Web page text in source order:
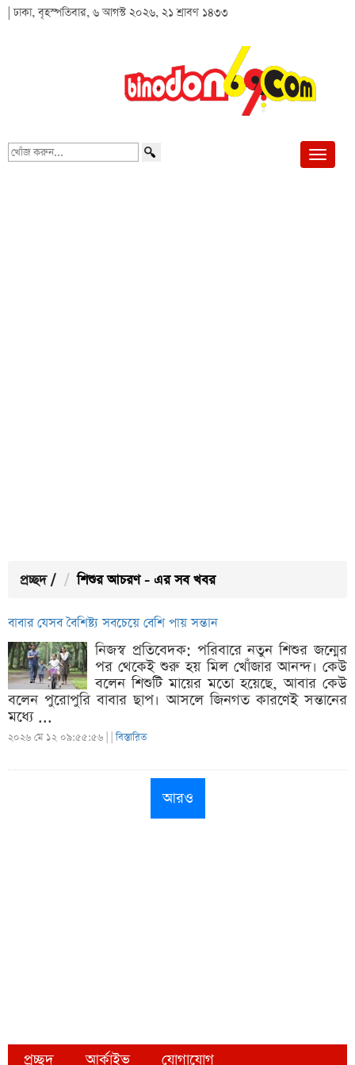
| ঢাকা, বৃহস্পতিবার, ৬ আগস্ট ২০২৬, ২১ শ্রাবণ ১৪৩৩
খোঁজ
প্রচ্ছদ / শিশুর আচরণ - এর সব খবর
বাবার যেসব বৈশিষ্ট্য সবচেয়ে বেশি পায় সন্তান
নিজস্ব প্রতিবেদক: পরিবারে নতুন শিশুর জন্মের
পর থেকেই শুরু হয় মিল খোঁজার আনন্দ। কেউ
বলেন শিশুটি মায়ের মতো হয়েছে, আবার কেউ
বলেন পুরোপুরি বাবার ছাপ। আসলে জিনগত কারণেই সন্তানের
মধ্যে ...
২০২৬ মে ১২ ০৯:৫৫:৫৬ | |বিস্তারিত
আরও
প্রচ্ছদ আর্কাইভ যোগাযোগ